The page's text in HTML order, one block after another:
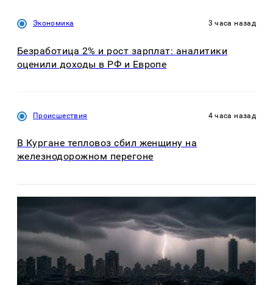
Экономика 3 часа назад
Безработица 2% и рост зарплат: аналитики
оценили доходы в РФ и Европе
Происшествия 4 часа назад
В Кургане тепловоз сбил женщину на
железнодорожном перегоне